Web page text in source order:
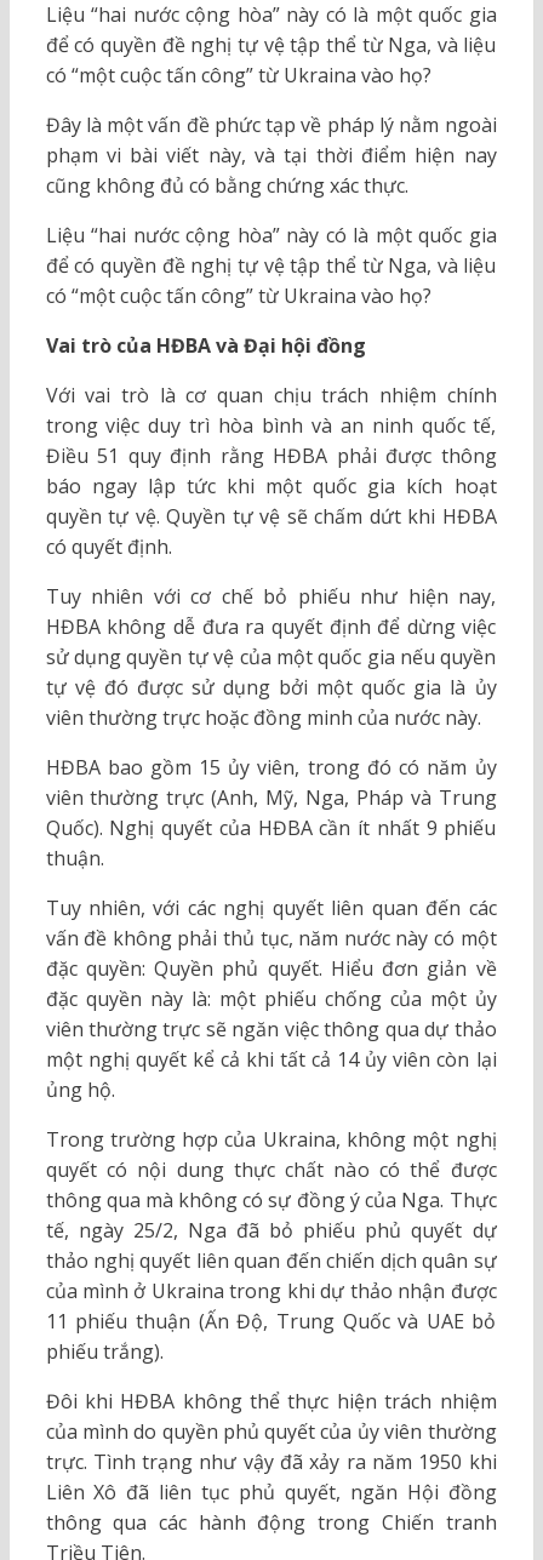
Liệu “hai nước cộng hòa” này có là một quốc gia
để có quyền đề nghị tự vệ tập thể từ Nga, và liệu
có “một cuộc tấn công” từ Ukraina vào họ?
Đây là một vấn đề phức tạp về pháp lý nằm ngoài
phạm vi bài viết này, và tại thời điểm hiện nay
cũng không đủ có bằng chứng xác thực.
Liệu “hai nước cộng hòa” này có là một quốc gia
để có quyền đề nghị tự vệ tập thể từ Nga, và liệu
có “một cuộc tấn công” từ Ukraina vào họ?
Vai trò của HĐBA và Đại hội đồng
Với vai trò là cơ quan chịu trách nhiệm chính
trong việc duy trì hòa bình và an ninh quốc tế,
Điều 51 quy định rằng HĐBA phải được thông
báo ngay lập tức khi một quốc gia kích hoạt
quyền tự vệ. Quyền tự vệ sẽ chấm dứt khi HĐBA
có quyết định.
Tuy nhiên với cơ chế bỏ phiếu như hiện nay,
HĐBA không dễ đưa ra quyết định để dừng việc
sử dụng quyền tự vệ của một quốc gia nếu quyền
tự vệ đó được sử dụng bởi một quốc gia là ủy
viên thường trực hoặc đồng minh của nước này.
HĐBA bao gồm 15 ủy viên, trong đó có năm ủy
viên thường trực (Anh, Mỹ, Nga, Pháp và Trung
Quốc). Nghị quyết của HĐBA cần ít nhất 9 phiếu
thuận.
Tuy nhiên, với các nghị quyết liên quan đến các
vấn đề không phải thủ tục, năm nước này có một
đặc quyền: Quyền phủ quyết. Hiểu đơn giản về
đặc quyền này là: một phiếu chống của một ủy
viên thường trực sẽ ngăn việc thông qua dự thảo
một nghị quyết kể cả khi tất cả 14 ủy viên còn lại
ủng hộ.
Trong trường hợp của Ukraina, không một nghị
quyết có nội dung thực chất nào có thể được
thông qua mà không có sự đồng ý của Nga. Thực
tế, ngày 25/2, Nga đã bỏ phiếu phủ quyết dự
thảo nghị quyết liên quan đến chiến dịch quân sự
của mình ở Ukraina trong khi dự thảo nhận được
11 phiếu thuận (Ấn Độ, Trung Quốc và UAE bỏ
phiếu trắng).
Đôi khi HĐBA không thể thực hiện trách nhiệm
của mình do quyền phủ quyết của ủy viên thường
trực. Tình trạng như vậy đã xảy ra năm 1950 khi
Liên Xô đã liên tục phủ quyết, ngăn Hội đồng
thông qua các hành động trong Chiến tranh
Triều Tiên.